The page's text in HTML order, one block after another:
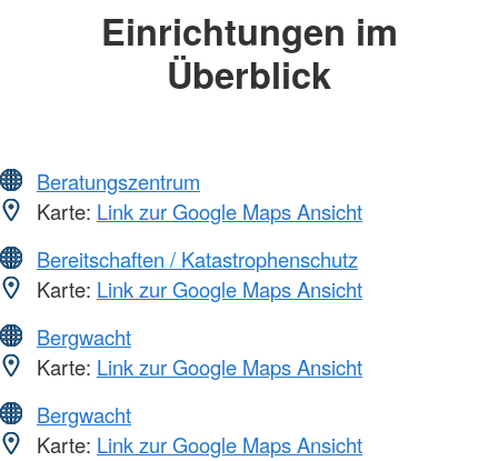
Einrichtungen im
Überblick
Beratungszentrum
Karte: Link zur Google Maps Ansicht
Bereitschaften / Katastrophenschutz
Karte: Link zur Google Maps Ansicht
Bergwacht
Karte: Link zur Google Maps Ansicht
Bergwacht
Karte: Link zur Google Maps Ansicht